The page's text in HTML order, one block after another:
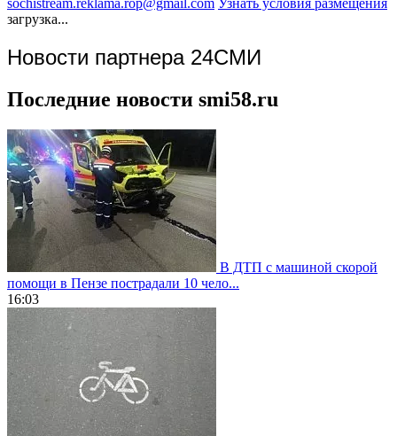
загрузка...
Новости партнера 24СМИ
Последние новости smi58.ru
В ДТП с машиной скорой
помощи в Пензе пострадали 10 чело...
16:03